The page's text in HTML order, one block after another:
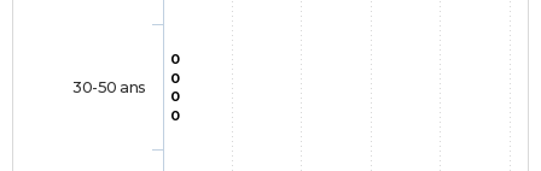
0
0
0
0
30-50 ans